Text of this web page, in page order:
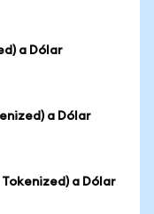
a Dólar
a Dólar
a Dólar